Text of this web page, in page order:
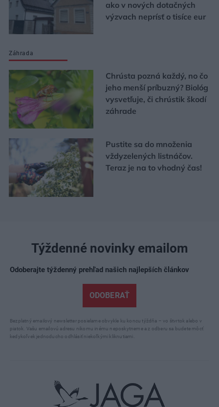
ako v nových dotačných
výzvach neprísť o tisíce eur
Záhrada
Chrústa pozná každý, no čo
jeho menší príbuzný? Biológ
vysvetľuje, či chrústik škodí
záhrade
Pustite sa do množenia
vždyzelených listnáčov.
Teraz je na to vhodný čas!
Týždenné novinky emailom
Odoberajte týždenný prehľad našich najlepších článkov
ODOBERAŤ
Bezplatný emailový newsletter posielame obvykle ku koncu týždňa – vo štvrtok alebo v
piatok. Vašu emailovú adresu nikomu inému neposkytneme a z odberu sa budete môcť
kedykoľvek jednoducho odhlásiť niekoľkými kliknutiami.